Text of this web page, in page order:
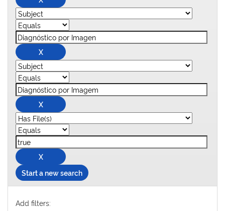
Start a new search
Add filters: